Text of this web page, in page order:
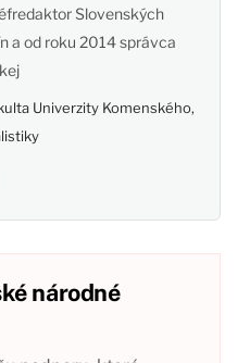
Slovenských
a od roku 2014 správca
Univerzity Komenského,
národné